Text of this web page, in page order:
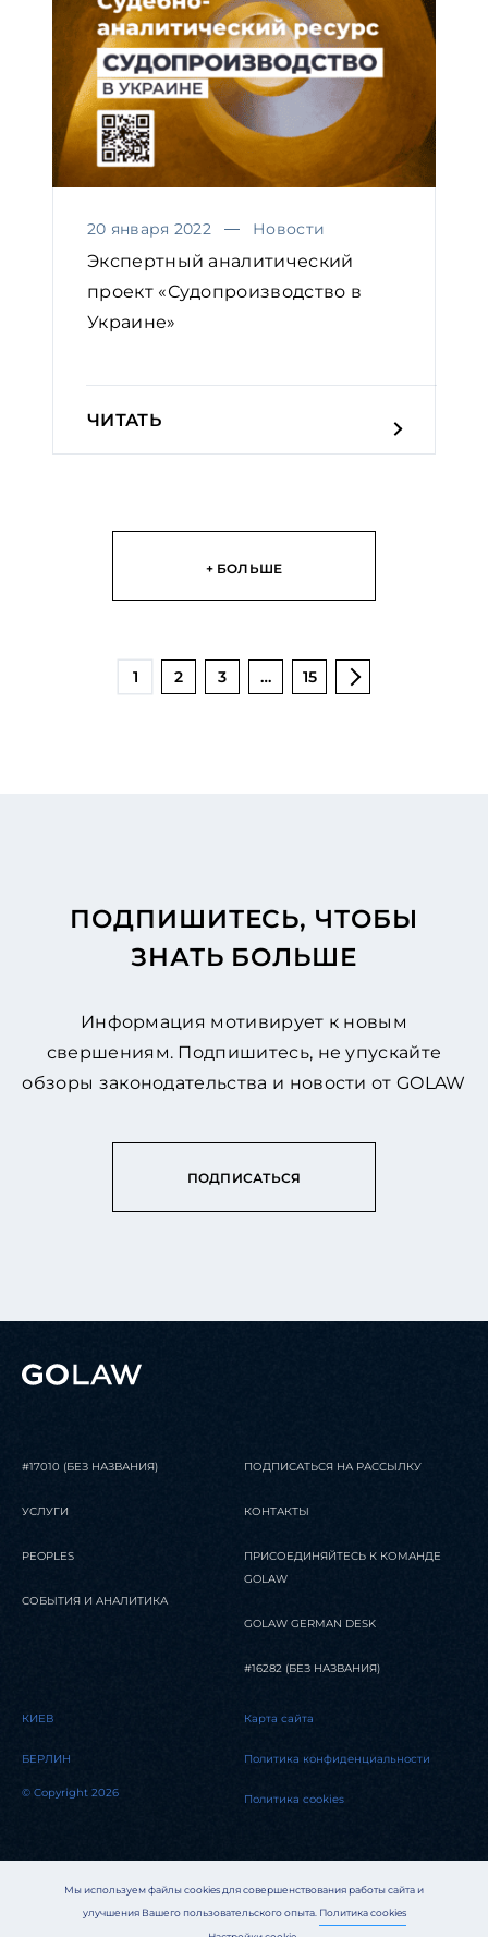
20 января 2022 Новости
Экспертный аналитический
проект «Судопроизводство в
Украине»
ЧИТАТЬ
+ БОЛЬШЕ
1 2 3 … 15
ПОДПИШИТЕСЬ, ЧТОБЫ
ЗНАТЬ БОЛЬШЕ
Информация мотивирует к новым
свершениям. Подпишитесь, не упускайте
обзоры законодательства и новости от GOLAW
ПОДПИСАТЬСЯ
Мы используем файлы cookies для совершенствования работы сайта и
улучшения Вашего пользовательского опыта. Политика cookies
#17010 (БЕЗ НАЗВАНИЯ)
УСЛУГИ
PEOPLES
СОБЫТИЯ И АНАЛИТИКА
ПОДПИСАТЬСЯ НА РАССЫЛКУ
КОНТАКТЫ
ПРИСОЕДИНЯЙТЕСЬ К КОМАНДЕ
GOLAW
GOLAW GERMAN DESK
#16282 (БЕЗ НАЗВАНИЯ)
КИЕВ
БЕРЛИН
© Copyright 2026
Карта сайта
Политика конфиденциальности
Политика cookies